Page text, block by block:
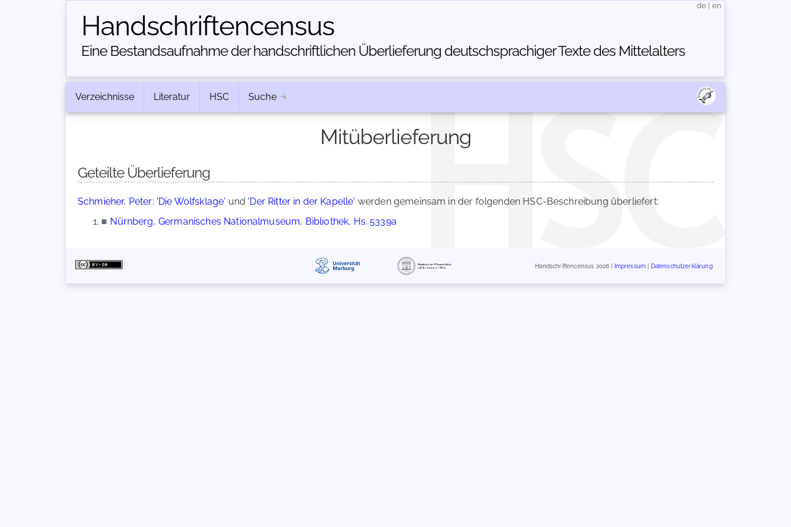
Handschriften­census
Eine Bestandsaufnahme der handschriftlichen Über­lieferung deutschsprachiger Texte des Mittelalters
de en
Verzeichnisse Literatur HSC Suche
Mitüberlieferung
Geteilte Überlieferung
Schmieher, Peter: 'Die Wolfsklage' und 'Der Ritter in der Kapelle' werden gemeinsam in der folgenden HSC-Beschreibung überliefert:
■ Nürnberg, Germanisches Nationalmuseum, Bibliothek, Hs. 5339a
Handschriftencensus 2026 | Impressum Datenschutzerklärung